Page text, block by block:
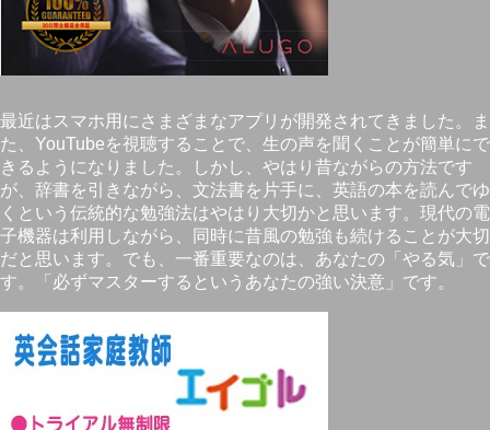
最近はスマホ用にさまざまなアプリが開発されてきました。ま
た、YouTubeを視聴することで、生の声を聞くことが簡単にで
きるようになりました。しかし、やはり昔ながらの方法です
が、辞書を引きながら、文法書を片手に、英語の本を読んでゆ
くという伝統的な勉強法はやはり大切かと思います。現代の電
子機器は利用しながら、同時に昔風の勉強も続けることが大切
だと思います。でも、一番重要なのは、あなたの「やる気」で
す。「必ずマスターするというあなたの強い決意」です。